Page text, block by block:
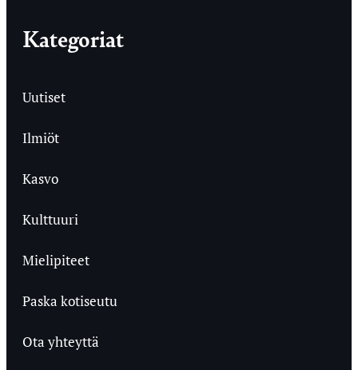
Kategoriat
Uutiset
Ilmiöt
Kasvo
Kulttuuri
Mielipiteet
Paska kotiseutu
Ota yhteyttä